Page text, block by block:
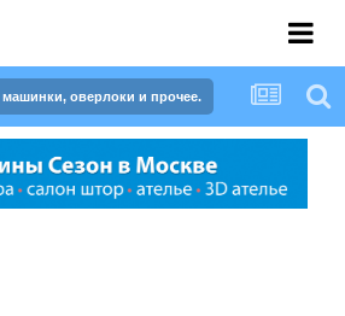
оверлоки и прочее.